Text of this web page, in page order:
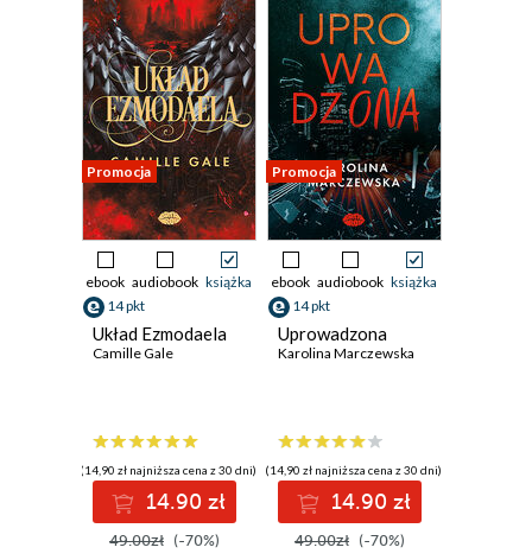
Promocja
ebook audiobook książka
14 pkt
Układ Ezmodaela
Camille Gale
(14,90 zł najniższa cena z 30 dni)
14.90 zł
49.00zł (-70%)
Promocja
ebook audiobook książka
14 pkt
Uprowadzona
Karolina Marczewska
(14,90 zł najniższa cena z 30 dni)
14.90 zł
49.00zł (-70%)